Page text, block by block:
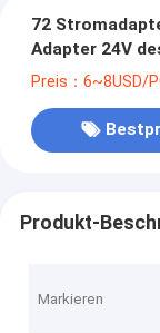
72
Adapter 24V
Roboter
Preis：6~8USD/
Produkt-
Markieren